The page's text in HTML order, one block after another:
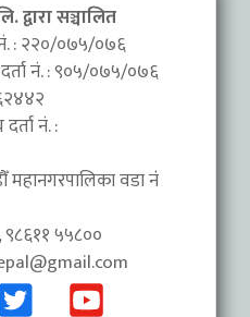
द्वारा सञ्चालित
नं. : २२०/०७५/०७६
नं. : ९०५/०७५/०७६
नं. :
महानगरपालिका वडा नंं
९८६११ ५५८००